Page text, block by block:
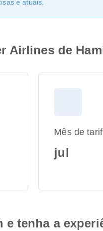
e atuais.
Airlines de
Mês de
jul
e tenha a